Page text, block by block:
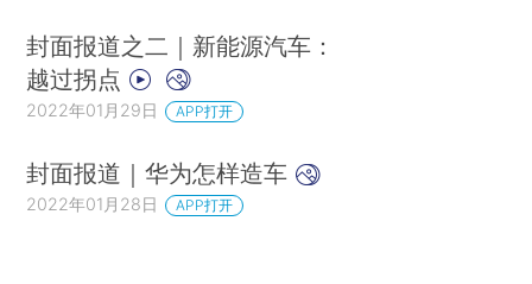
封面报道之二｜新能源汽车：
越过拐点
2022年01月29日 APP打开
封面报道｜华为怎样造车
2022年01月28日 APP打开